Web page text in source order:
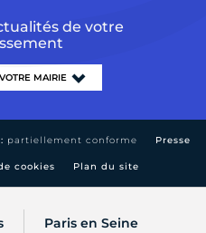
Paris en Seine
de votre
partiellement conforme Presse
cookies Plan du site